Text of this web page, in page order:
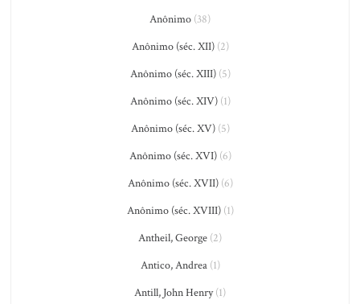
Anônimo (38)
Anônimo (séc. XII)(2)
Anônimo (séc. XIII)(5)
Anônimo (séc. XIV)(1)
Anônimo (séc. XV)(5)
Anônimo (séc. XVI)(6)
Anônimo (séc. XVII)(6)
Anônimo (séc. XVIII)(1)
Antheil, George (2)
Antico, Andrea(1)
Antill, John Henry(1)